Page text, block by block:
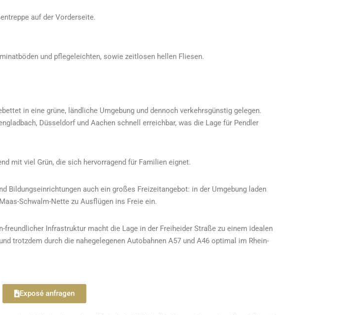
auf der Vorderseite.
und pflegeleichten, sowie zeitlosen hellen Fliesen.
in eine grüne, ländliche Umgebung und dennoch verkehrsgünstig gelegen.
Düsseldorf und Aachen schnell erreichbar, was die Lage für Pendler
mit viel Grün, die sich hervorragendfür Familien eignet.
Bildungseinrichtungen auch ein großes Freizeitangebot: in der Umgebung laden
Schwalm-Nette zu Ausflügen ins Freie ein.
Infrastruktur macht die Lage in der Freiheider Straße zu einem idealen
trotzdem durch die nahegelegenen Autobahnen A57 und A46 optimal im Rhein-
Exposé anfragen